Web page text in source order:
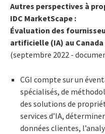
Autres perspectives à
IDC MarketScape :
Évaluation des
artificielle (IA) au Canada
(septembre 2022 -
CGI compte sur un
spécialisés, de
des solutions de
services d’IA,
données clientes,